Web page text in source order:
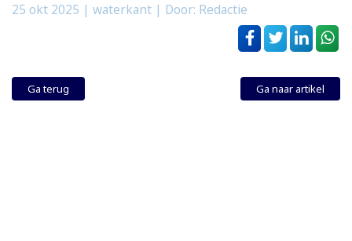
25 okt 2025 | waterkant | Door: Redactie
Ga terug Ga naar artikel